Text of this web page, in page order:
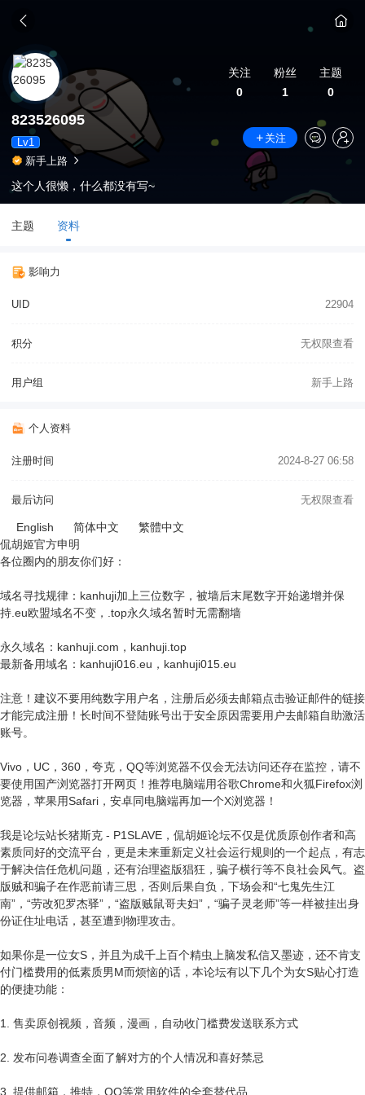
关注
0
粉丝
1
主题
0
823526095
Lv1
关注
新手上路
这个人很懒，什么都没有写~
主题 资料
影响力
UID 22904
积分 无权限查看
用户组 新手上路
个人资料
注册时间 2024-8-27 06:58
最后访问 无权限查看
English 简体中文
繁體中文
侃胡姬官方申明
各位圈内的朋友你们好：
域名寻找规律：kanhuji加上三位数字，被墙后末尾数字开始递增并保
持.eu欧盟域名不变，.top永久域名暂时无需翻墙
永久域名：kanhuji.com，kanhuji.top
最新备用域名：kanhuji016.eu，kanhuji015.eu
注意！建议不要用纯数字用户名，注册后必须去邮箱点击验证邮件的链接
才能完成注册！长时间不登陆账号出于安全原因需要用户去邮箱自助激活
账号。
Vivo，UC，360，夸克，QQ等浏览器不仅会无法访问还存在监控，请不
要使用国产浏览器打开网页！推荐电脑端用谷歌Chrome和火狐Firefox浏
览器，苹果用Safari，安卓同电脑端再加一个X浏览器！
我是论坛站长猪斯克 - P1SLAVE，侃胡姬论坛不仅是优质原创作者和高
素质同好的交流平台，更是未来重新定义社会运行规则的一个起点，有志
于解决信任危机问题，还有治理盗版猖狂，骗子横行等不良社会风气。盗
版贼和骗子在作恶前请三思，否则后果自负，下场会和“七鬼先生江
南”，“劳改犯罗杰驿”，“盗版贼鼠哥夫妇”，“骗子灵老师”等一样被挂出身
份证住址电话，甚至遭到物理攻击。
如果你是一位女S，并且为成千上百个精虫上脑发私信又墨迹，还不肯支
付门槛费用的低素质男M而烦恼的话，本论坛有以下几个为女S贴心打造
的便捷功能：
1. 售卖原创视频，音频，漫画，自动收门槛费发送联系方式
2. 发布问卷调查全面了解对方的个人情况和喜好禁忌
3. 提供邮箱，推特，QQ等常用软件的全套替代品